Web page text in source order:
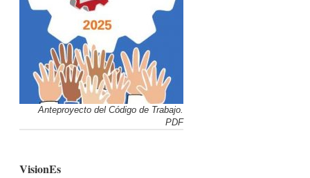
Anteproyecto del Código de Trabajo.
PDF
VisionEs